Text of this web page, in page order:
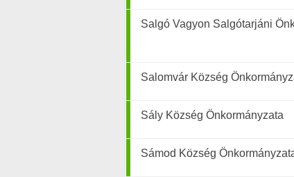
Salgó Vagyon Salgótarjáni
Salomvár Község
Sály Község Önkormányzata
Sámod Község